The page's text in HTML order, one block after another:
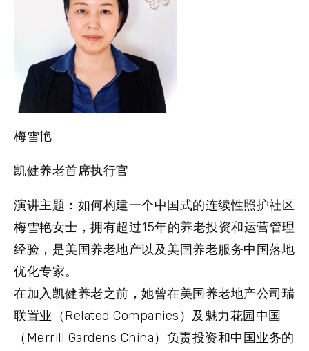
梅雪艳
凯健养老首席执行官
演讲主题：如何构建一个中国式的连续性照护社区
梅雪艳女士，拥有超过15年的养老投资和运营管理
经验，是美国养老地产以及美国养老服务中国落地
优化专家。
在加入凯健养老之前，她曾在美国养老地产公司瑞
联置业（Related Companies）及魅力花园中国
（Merrill Gardens China）负责投资和中国业务的